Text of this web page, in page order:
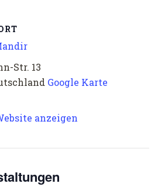
Str. 13
Google Karte
anzeigen